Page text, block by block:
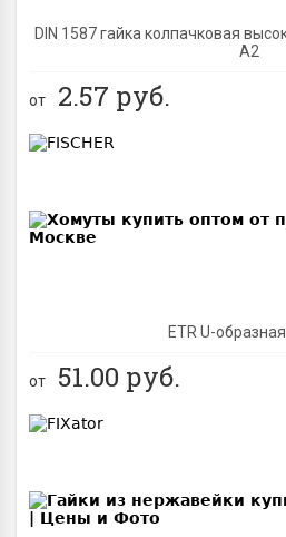
DIN 1587 гайка колпачковая
А2
от 2.57 руб.
ETR U-
от 51.00 руб.